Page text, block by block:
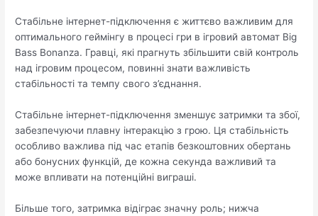
Стабільне інтернет-підключення є життєво важливим для
оптимального геймінгу в процесі гри в ігровий автомат Big
Bass Bonanza. Гравці, які прагнуть збільшити свій контроль
над ігровим процесом, повинні знати важливість
стабільності та темпу свого з’єднання.
Стабільне інтернет-підключення зменшує затримки та збої,
забезпечуючи плавну інтеракцію з грою. Ця стабільність
особливо важлива під час етапів безкоштовних обертань
або бонусних функцій, де кожна секунда важливий та
може впливати на потенційні виграші.
Більше того, затримка відіграє значну роль; нижча